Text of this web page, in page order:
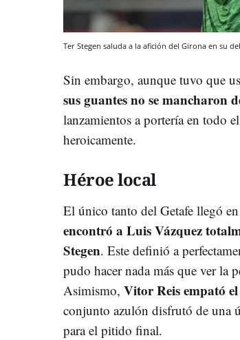
Ter Stegen saluda a la afición del Girona en su
Sin embargo, aunque tuvo que
sus guantes no se mancharon
lanzamientos a portería en todo
heroicamente.
Héroe local
El único tanto del Getafe llegó
encontró a Luis Vázquez
Stegen. Este definió a
pudo hacer nada más que ver la
Asimismo, Vitor Reis empató
conjunto azulón disfrutó de una
para el pitido final.